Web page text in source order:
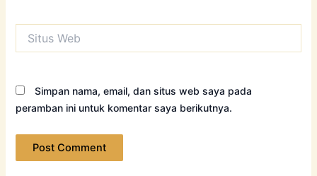
Web
Simpan nama, email, dan situs web saya pada
peramban ini untuk komentar saya berikutnya.